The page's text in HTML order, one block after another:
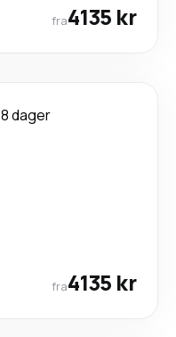
fra4135 kr
8 dager
fra4135 kr